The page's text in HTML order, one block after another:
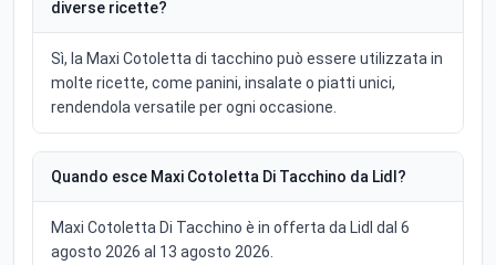
diverse ricette?
Sì, la Maxi Cotoletta di tacchino può essere utilizzata in
molte ricette, come panini, insalate o piatti unici,
rendendola versatile per ogni occasione.
Quando esce Maxi Cotoletta Di Tacchino da Lidl?
Maxi Cotoletta Di Tacchino è in offerta da Lidl dal 6
agosto 2026 al 13 agosto 2026.